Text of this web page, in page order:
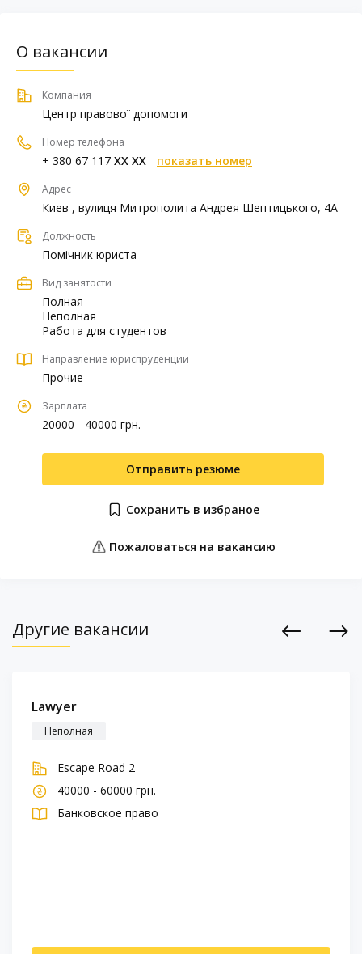
О вакансии
Компания
Центр правової допомоги
Номер телефона
+ 380 67 117 XX XX показать номер
Адрес
Киев , вулиця Митрополита Андрея Шептицького, 4А
Должность
Помічник юриста
Вид занятости
Полная
Неполная
Работа для студентов
Направление юриспруденции
Прочие
Зарплата
20000 - 40000 грн.
Отправить резюме
Сохранить в избраное
Пожаловаться на вакансию
Другие вакансии
Lawyer
Неполная
Escape Road 2
40000 - 60000 грн.
Банковское право